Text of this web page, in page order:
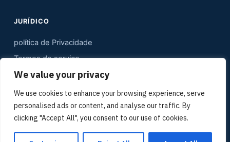
We value your privacy
We use cookies to enhance your browsing experience, serve
personalised ads or content, and analyse our traffic. By
clicking "Accept All", you consent to our use of cookies.
JURÍDICO
política de Privacidade
Termos de serviço
Contato
Mapa do site
Kit de mídia